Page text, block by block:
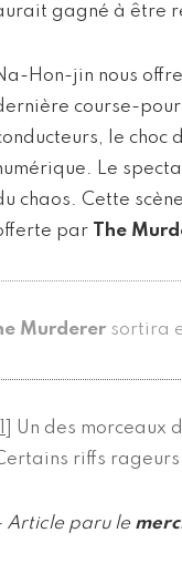
gagné à être
Hon-jin nous
course-
le choc
Le
chaos. Cette
par
The
Murderer sortira
Un des morceaux
riffs
Article paru le